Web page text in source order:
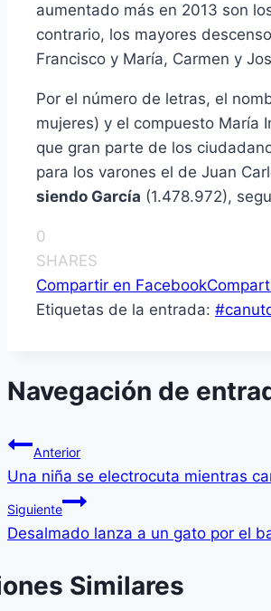
aumentado más en 2013 son
contrario, los mayores
Francisco y María, Carmen y
Por el número de letras, el
mujeres) y el compuesto María
que gran parte de los
para los varones el de Juan
siendo García (1.478.972),
0
SHARES
Compartir en Facebook
Etiquetas de la entrada: #
Navegación de
Anterior
Una niña se electrocuta mientras
Siguiente
Desalmado lanza a un gato por el
Similares